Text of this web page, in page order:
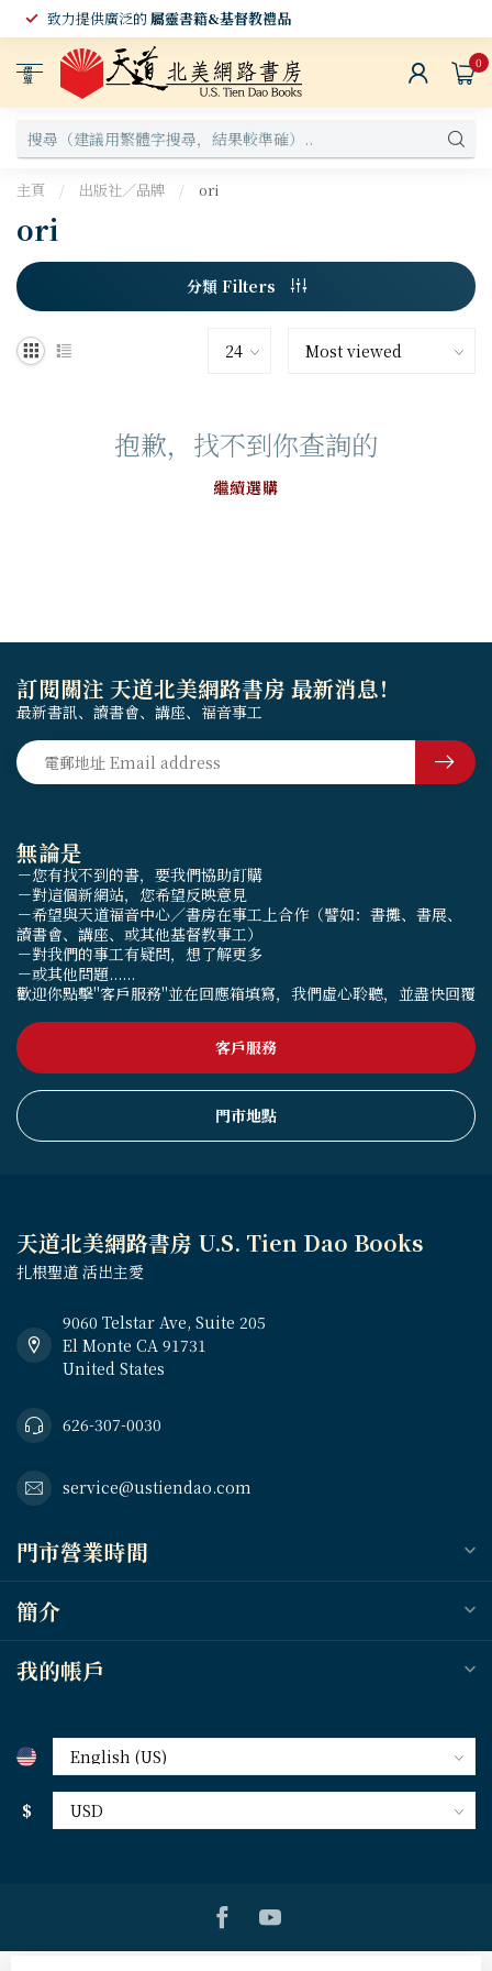
致力提供廣泛的屬靈書籍&基督教禮品
選
單
0
主頁 / 出版社／品牌 / ori
ori
分類 Filters
抱歉，找不到你查詢的
繼續選購
無論是
－您有找不到的書，要我們協助訂購
－對這個新網站，您希望反映意見
－希望與天道福音中心／書房在事工上合作（譬如：書攤、書展、
讀書會、講座、或其他基督教事工）
－對我們的事工有疑問，想了解更多
－或其他問題......
歡迎你點擊"客戶服務"並在回應箱填寫，我們虛心聆聽，並盡快回覆
客戶服務
門市地點
訂閱關注 天道北美網路書房 最新消息！
最新書訊、讀書會、講座、福音事工
天道北美網路書房 U.S. Tien Dao Books
扎根聖道 活出主愛
9060 Telstar Ave, Suite 205
El Monte CA 91731
United States
626-307-0030
service@ustiendao.com
門市營業時間
簡介
我的帳戶
$